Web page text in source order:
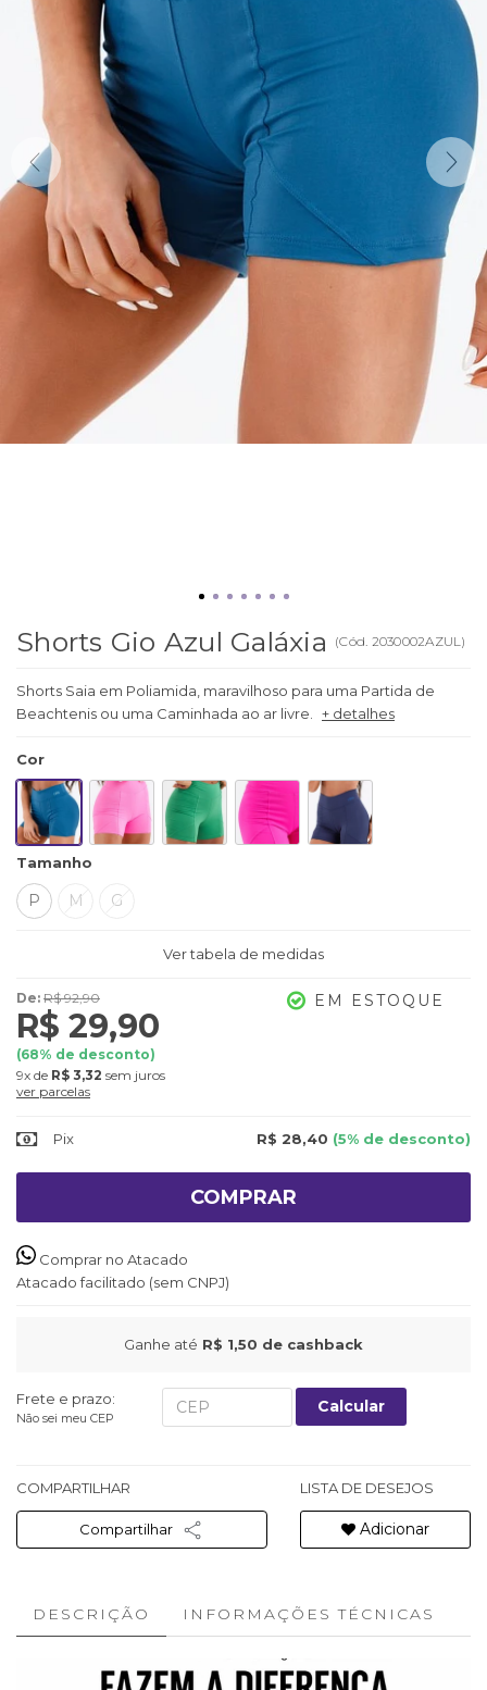
Shorts Gio Azul Galáxia (Cód. 2030002AZUL )
Shorts Saia em Poliamida, maravilhoso para uma Partida de
Beachtenis ou uma Caminhada ao ar livre.
+ detalhes
Cor
Tamanho
P M G
Ver tabela de medidas
De: R$ 92,90
R$ 29,90
(68% de desconto)
9x de R$ 3,32 sem juros
ver parcelas
EM ESTOQUE
Pix R$ 28,40 (5% de desconto)
COMPRAR
Comprar no Atacado
Atacado facilitado (sem CNPJ)
Ganhe até R$ 1,50 de cashback
Frete e prazo:
Não sei meu CEP
Calcular
COMPARTILHAR
Compartilhar
LISTA DE DESEJOS
Adicionar
DESCRIÇÃO INFORMAÇÕES TÉCNICAS